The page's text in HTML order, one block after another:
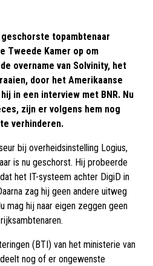
geschorste topambtenaar
Tweede Kamer op om
overname van Solvinity, het
door het Amerikaanse
in een interview met BNR. Nu
zijn er volgens hem nog
verhinderen.
bij overheidsinstelling Logius,
is nu geschorst. Hij probeerde
het IT-systeem achter DigiD in
zag hij geen andere uitweg
mag hij naar eigen zeggen geen
(BTI) van het ministerie van
nog of er ongewenste